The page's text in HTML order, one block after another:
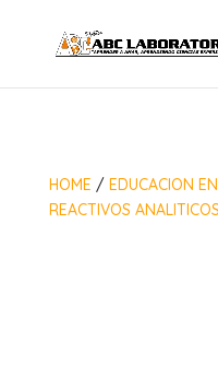
HOME / EDUCACION
REACTIVOS